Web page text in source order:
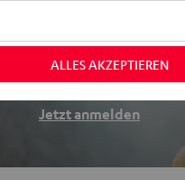
Finde deinen
Erhalte bis zu
Jetzt anmelden
ALLES AKZEPTIEREN